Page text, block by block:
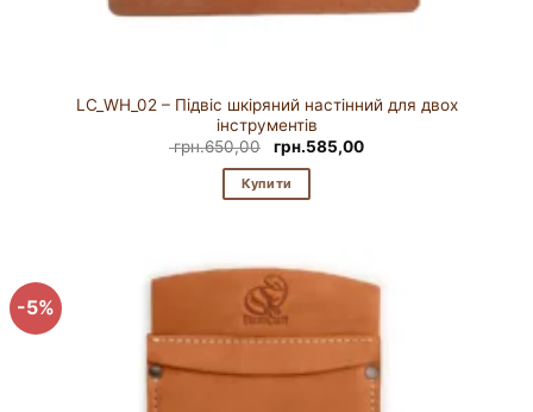
LC_WH_02 – Підвіс шкіряний настінний для двох
інструментів
грн.650,00
Оригінальна
ціна:
грн.650,00.
грн.585,00Поточна
Купити
-5%